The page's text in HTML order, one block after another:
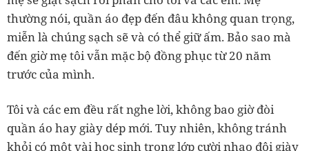
thường nói, quần áo đẹp đến đâu không quan trọng,
miễn là chúng sạch sẽ và có thể giữ ấm. Bảo sao mà
đến giờ mẹ tôi vẫn mặc bộ đồng phục từ 20 năm
trước của mình.
Tôi và các em đều rất nghe lời, không bao giờ đòi
quần áo hay giày dép mới. Tuy nhiên, không tránh
khỏi có một vài học sinh trong lớp cười nhạo đôi giày